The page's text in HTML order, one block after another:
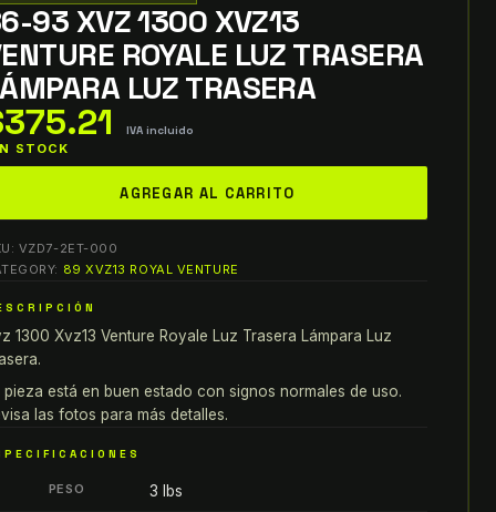
93 XVZ 1300 XVZ13
ROYALE LUZ TRASERA
LUZ TRASERA
375.21 IVA incluido
STOCK
AGREGAR AL CARRITO
VZD7-2ET-000
89 XVZ13 ROYAL VENTURE
1300 Xvz13 Venture Royale Luz Trasera Lámpara Luz
pieza está en buen estado con signos normales de uso.
las fotos para más detalles.
PESO 3 lbs